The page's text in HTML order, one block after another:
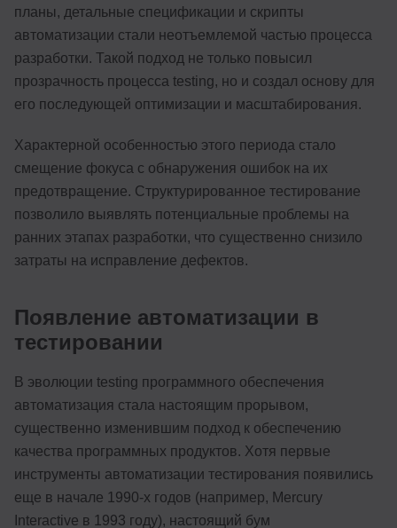
планы, детальные спецификации и скрипты
автоматизации стали неотъемлемой частью процесса
разработки. Такой подход не только повысил
прозрачность процесса testing, но и создал основу для
его последующей оптимизации и масштабирования.
Характерной особенностью этого периода стало
смещение фокуса с обнаружения ошибок на их
предотвращение. Структурированное тестирование
позволило выявлять потенциальные проблемы на
ранних этапах разработки, что существенно снизило
затраты на исправление дефектов.
Появление автоматизации в
тестировании
В эволюции testing программного обеспечения
автоматизация стала настоящим прорывом,
существенно изменившим подход к обеспечению
качества программных продуктов. Хотя первые
инструменты автоматизации тестирования появились
еще в начале 1990-х годов (например, Mercury
Interactive в 1993 году), настоящий бум